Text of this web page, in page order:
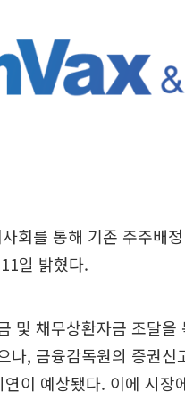
회를 통해 기존 주주배
일 밝혔다.
및 채무상환자금 조달
나, 금융감독원의 증권
이 예상됐다. 이에 시장